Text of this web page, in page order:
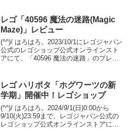
「421...
レゴ「40596 魔法の迷路(Magic
Maze)」レビュー
(^^)/ はろはろ。2023/10/1にレゴジャパン
公式のレゴショップ公式オンラインスト
アにて、「40596 魔法の迷路」のプレゼ
す。10/1は新製品が多いの...
レゴ ハリポタ「ホグワーツの新
学期」開催中！レゴショップ
(^^)/ はろはろ。2024/9/1(日)0:00から
9/10(火)23:59まで、レゴジャパン公式の
レゴショップ公式オンラインストアにて